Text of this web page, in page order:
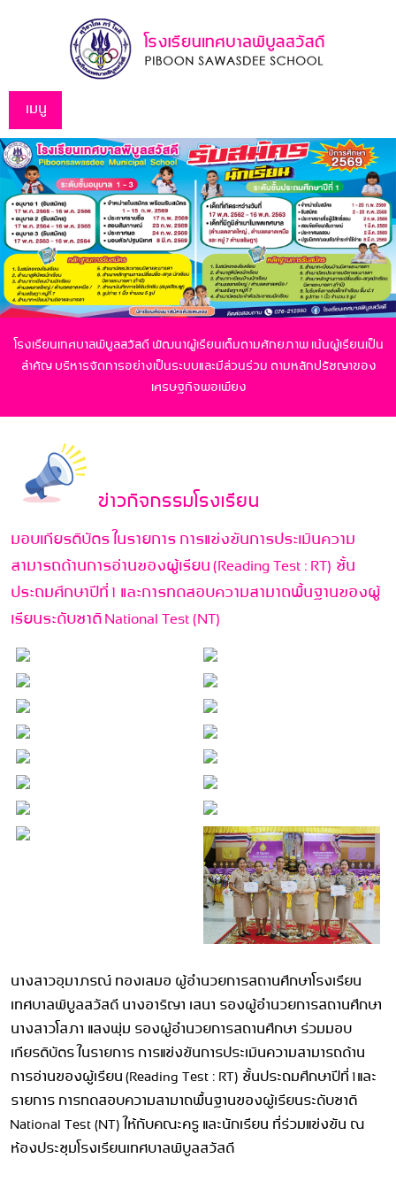
เมนู
โรงเรียนเทศบาลพิบูลสวัสดี พัฒนาผู้เรียนเต็มตามศักยภาพ เน้นผู้เรียนเป็น
สำคัญบริหารจัดการอย่างเป็นระบบและมีส่วนร่วม ตามหลักปรัชญาของ
เศรษฐกิจพอเพียง
ข่าวกิจกรรมโรงเรียน
มอบเกียรติบัตร ในรายการ การแข่งขันการประเมินความ
สามารถด้านการอ่านของผู้เรียน (Reading Test : RT) ชั้น
ประถมศึกษาปีที่ 1 และการทดสอบความสามาถพื้นฐานของผู้
เรียนระดับชาติ National Test (NT)
นางสาวอุมาภรณ์ ทองเสมอ ผู้อำนวยการสถานศึกษาโรงเรียน
เทศบาลพิบูลสวัสดี นางอาริญา เสนา รองผู้อำนวยการสถานศึกษา
นางสาวโสภา แสงพุ่ม รองผู้อำนวยการสถานศึกษา ร่วมมอบ
เกียรติบัตร ในรายการ การแข่งขันการประเมินความสามารถด้าน
การอ่านของผู้เรียน (Reading Test : RT) ชั้นประถมศึกษาปีที่ 1และ
รายการ การทดสอบความสามาถพื้นฐานของผู้เรียนระดับชาติ
National Test (NT) ให้กับคณะครู และนักเรียน ที่ร่วมแข่งขัน ณ
ห้องประชุมโรงเรียนเทศบาลพิบูลสวัสดี